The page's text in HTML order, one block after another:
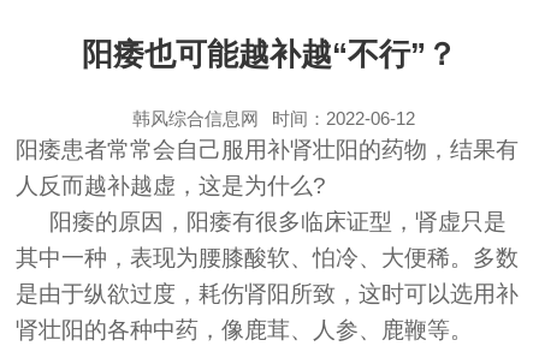
阳痿也可能越补越“不行”？
韩风综合信息网 时间：2022-06-12
阳痿患者常常会自己服用补肾壮阳的药物，结果有
人反而越补越虚，这是为什么?
阳痿的原因，阳痿有很多临床证型，肾虚只是
其中一种，表现为腰膝酸软、怕冷、大便稀。多数
是由于纵欲过度，耗伤肾阳所致，这时可以选用补
肾壮阳的各种中药，像鹿茸、人参、鹿鞭等。